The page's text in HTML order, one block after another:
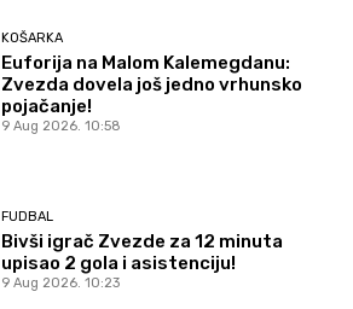
KOŠARKA
Euforija na Malom Kalemegdanu:
Zvezda dovela još jedno vrhunsko
pojačanje!
9 Aug 2026. 10:58
FUDBAL
Bivši igrač Zvezde za 12 minuta
upisao 2 gola i asistenciju!
9 Aug 2026. 10:23